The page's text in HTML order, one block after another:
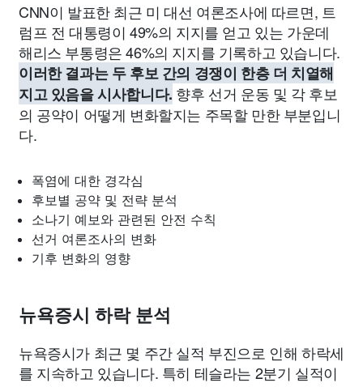
CNN이 발표한 최근 미 대선 여론조사에 따르면, 트
럼프 전 대통령이 49%의 지지를 얻고 있는 가운데
해리스 부통령은 46%의 지지를 기록하고 있습니다.
이러한 결과는 두 후보 간의 경쟁이 한층 더 치열해
지고 있음을 시사합니다. 향후 선거 운동 및 각 후보
의 공약이 어떻게 변화할지는 주목할 만한 부분입니
다.
폭염에 대한 경각심
후보별 공약 및 전략 분석
소나기 예보와 관련된 안전 수칙
선거 여론조사의 변화
기후 변화의 영향
뉴욕증시 하락 분석
뉴욕증시가 최근 몇 주간 실적 부진으로 인해 하락세
를 지속하고 있습니다. 특히 테슬라는 2분기 실적이